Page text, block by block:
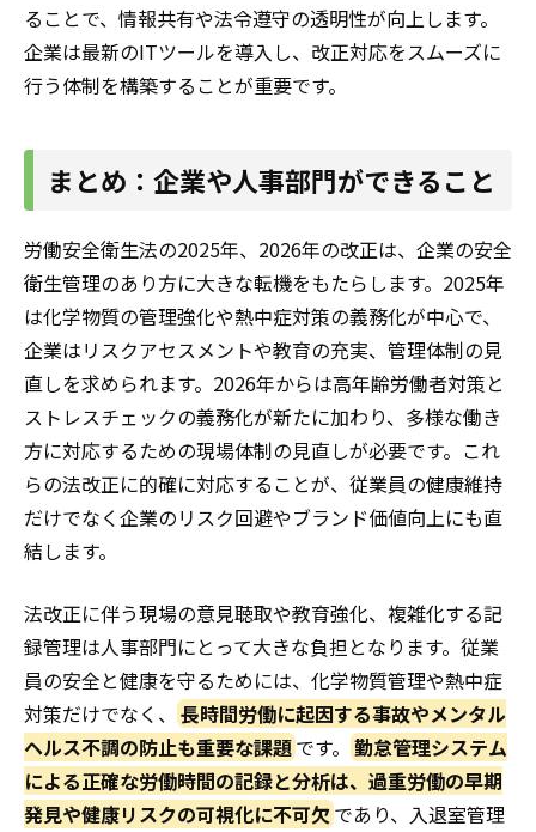
ることで、情報共有や法令遵守の透明性が向上します。
企業は最新のITツールを導入し、改正対応をスムーズに
行う体制を構築することが重要です。
まとめ：企業や人事部門ができること
労働安全衛生法の2025年、2026年の改正は、企業の安全
衛生管理のあり方に大きな転機をもたらします。2025年
は化学物質の管理強化や熱中症対策の義務化が中心で、
企業はリスクアセスメントや教育の充実、管理体制の見
直しを求められます。2026年からは高年齢労働者対策と
ストレスチェックの義務化が新たに加わり、多様な働き
方に対応するための現場体制の見直しが必要です。これ
らの法改正に的確に対応することが、従業員の健康維持
だけでなく企業のリスク回避やブランド価値向上にも直
結します。
法改正に伴う現場の意見聴取や教育強化、複雑化する記
録管理は人事部門にとって大きな負担となります。従業
員の安全と健康を守るためには、化学物質管理や熱中症
対策だけでなく、 長時間労働に起因する事故やメンタル
ヘルス不調の防止も重要な課題です。勤怠管理システム
による正確な労働時間の記録と分析は、過重労働の早期
発見や健康リスクの可視化に不可欠であり、入退室管理